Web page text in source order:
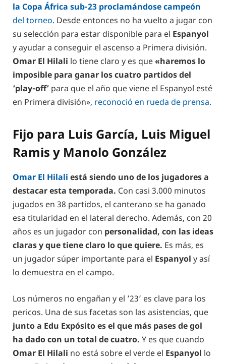
la Copa África sub-23 proclamándose campeón
del torneo. Desde entonces no ha vuelto a jugar con
su selección para estar disponible para el Espanyol
y ayudar a conseguir el ascenso a Primera división.
Omar El Hilali lo tiene claro y es que«haremos lo
imposible para ganar los cuatro partidos del
‘play-off’ para que el año que viene el Espanyol esté
en Primera división», reconoció en rueda de prensa.
Fijo para Luis García, Luis Miguel
Ramis y Manolo González
Omar El Hilali está siendo uno de los jugadores a
destacar esta temporada. Con casi 3.000 minutos
jugados en 38 partidos, el canterano se ha ganado
esa titularidad en el lateral derecho. Además, con 20
años es un jugador con personalidad, con las ideas
claras y que tiene claro lo que quiere. Es más, es
un jugador súper importante para el Espanyol y así
lo demuestra en el campo.
Los números no engañan y el ’23’ es clave para los
pericos. Una de sus facetas son las asistencias, que
junto a Edu Expósito es el que más pases de gol
ha dado con un total de cuatro. Y es que cuando
Omar El Hilali no está sobre el verde el Espanyol lo